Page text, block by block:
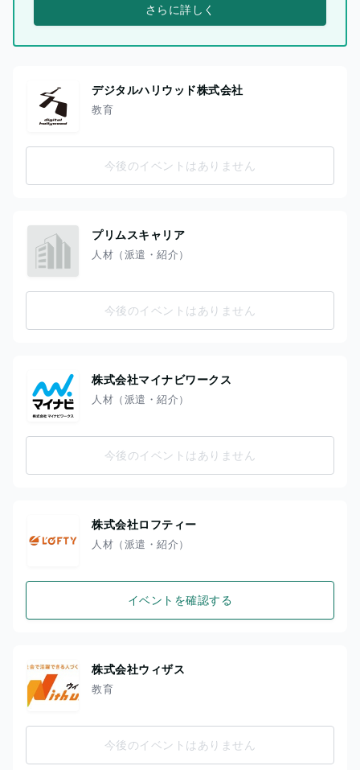
さらに詳しく
デジタルハリウッド株式会社
教育
今後のイベントはありません
プリムスキャリア
人材（派遣・紹介）
今後のイベントはありません
株式会社マイナビワークス
人材（派遣・紹介）
今後のイベントはありません
株式会社ロフティー
人材（派遣・紹介）
イベントを確認する
株式会社ウィザス
教育
今後のイベントはありません